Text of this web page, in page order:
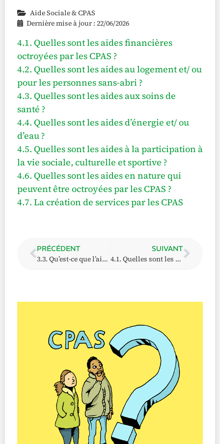
Aide Sociale & CPAS
Dernière mise à jour : 22/06/2026
4.1. Quelles sont les aides financières
octroyées par les CPAS ?
4.2. Quelles sont les aides au logement et/ ou
pour les personnes sans-abri ?
4.3. Quelles sont les aides aux soins de
santé ?
4.4. Quelles sont les aides d’énergie et/ ou
d’eau ?
4.5. Quelles sont les aides à la participation à
la vie sociale, culturelle et sportive ?
4.6. Quelles sont les aides en nature qui
peuvent être octroyées par les CPAS ?
4.7. La création de services par les CPAS
PRÉCÉDENT
3.3. Qu’est-ce que l’aide sociale équivalente au revenu d’intégration (ERIS ou ASE) ?
SUIVANT
4.1. Quelles sont les aides financières octroyées par les CPAS ?